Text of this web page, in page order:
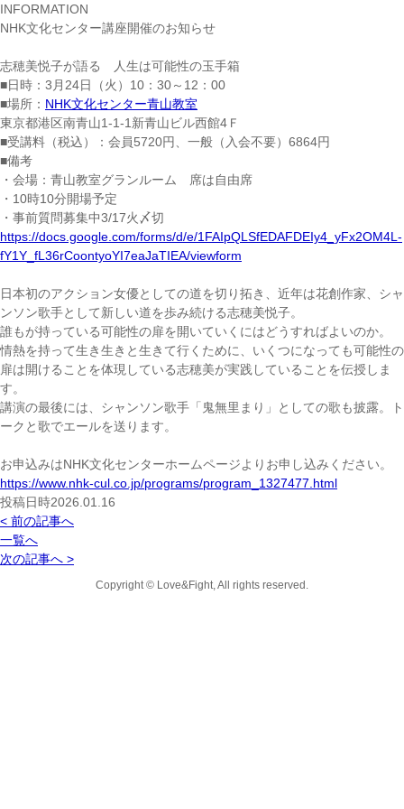
INFORMATION
NHK文化センター講座開催のお知らせ
志穂美悦子が語る 人生は可能性の玉手箱
■日時：3月24日（火）10：30～12：00
■場所： NHK文化センター青山教室
東京都港区南青山1-1-1新青山ビル西館4Ｆ
■受講料（税込）：会員5720円、一般（入会不要）6864円
■備考
・会場：青山教室グランルーム 席は自由席
・10時10分開場予定
・事前質問募集中3/17火〆切
https://docs.google.com/forms/d/e/1FAIpQLSfEDAFDEIy4_yFx2OM4L-
fY1Y_fL36rCoontyoYI7eaJaTIEA/viewform
日本初のアクション女優としての道を切り拓き、近年は花創作家、シャ
ンソン歌手として新しい道を歩み続ける志穂美悦子。
誰もが持っている可能性の扉を開いていくにはどうすればよいのか。
情熱を持って生き生きと生きて行くために、いくつになっても可能性の
扉は開けることを体現している志穂美が実践していることを伝授しま
す。
講演の最後には、シャンソン歌手「鬼無里まり」としての歌も披露。ト
ークと歌でエールを送ります。
お申込みはNHK文化センターホームページよりお申し込みください。
https://www.nhk-cul.co.jp/programs/program_1327477.html
投稿日時2026.01.16
< 前の記事へ
一覧へ
次の記事へ >
Copyright © Love&Fight, All rights reserved.